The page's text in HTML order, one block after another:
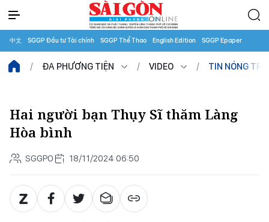
中文 SGGP Đầu tư Tài chính SGGP Thể Thao English Edition SGGP Epaper
ĐA PHƯƠNG TIỆN VIDEO TIN NÓNG
Hai người bạn Thụy Sĩ thăm Làng
Hòa bình
SGGPO 18/11/2024 06:50